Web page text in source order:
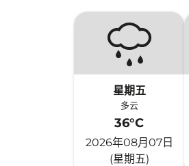
星期五
多云
36°C
2026年08月07日
(星期五)